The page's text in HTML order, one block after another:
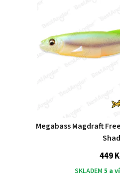
Megabass Magdraft
Shad
449
SKLADEM 5 a